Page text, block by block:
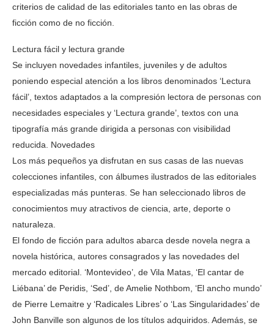
criterios de calidad de las editoriales tanto en las obras de
ficción como de no ficción.
Lectura fácil y lectura grande
Se incluyen novedades infantiles, juveniles y de adultos
poniendo especial atención a los libros denominados ‘Lectura
fácil’, textos adaptados a la compresión lectora de personas con
necesidades especiales y ‘Lectura grande’, textos con una
tipografía más grande dirigida a personas con visibilidad
reducida. Novedades
Los más pequeños ya disfrutan en sus casas de las nuevas
colecciones infantiles, con álbumes ilustrados de las editoriales
especializadas más punteras. Se han seleccionado libros de
conocimientos muy atractivos de ciencia, arte, deporte o
naturaleza.
El fondo de ficción para adultos abarca desde novela negra a
novela histórica, autores consagrados y las novedades del
mercado editorial. ‘Montevideo’, de Vila Matas, ‘El cantar de
Liébana’ de Peridis, ‘Sed’, de Amelie Nothbom, ‘El ancho mundo’
de Pierre Lemaitre y ‘Radicales Libres’ o ‘Las Singularidades’ de
John Banville son algunos de los títulos adquiridos. Además, se